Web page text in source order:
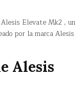
Elevate Mk2 , un
por la marca Alesis
Alesis